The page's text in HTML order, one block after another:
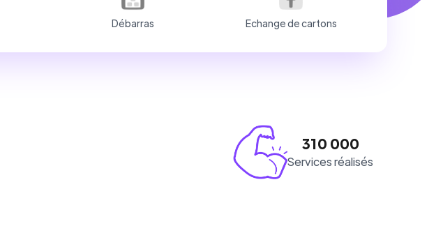
Débarras Echange de cartons
310 000
Services réalisés